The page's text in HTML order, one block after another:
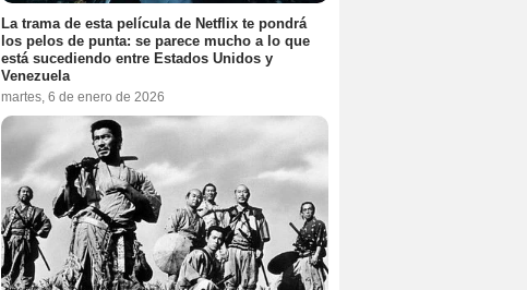
La trama de esta película de Netflix te pondrá
los pelos de punta: se parece mucho a lo que
está sucediendo entre Estados Unidos y
Venezuela
martes, 6 de enero de 2026